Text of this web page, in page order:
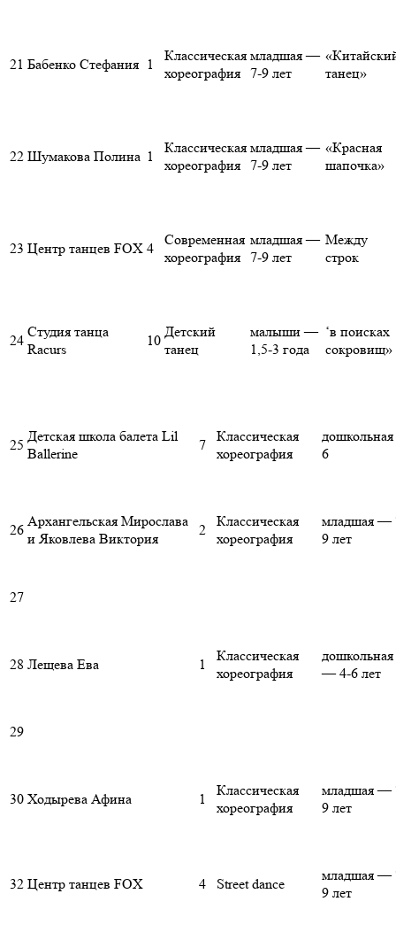
21 Бабенко Стефания 1
Классическая
хореография
младшая —
7-9 лет
танец»
22 Шумакова Полина 1
Классическая
хореография
младшая —
7-9 лет
«Красная
шапочка»
23 Центр танцев FOX 4
Современная
хореография
младшая —
7-9 лет
Между
строк
24
Студия танца
Racurs
10
Детский
танец
малыши —
1,5-3 года
‘в поисках
сокровищ»
25
Детская школа балета Lil
Ballerine
7
Классическая
хореография
6
26
Архангельская Мирослава
и Яковлева Виктория
2
Классическая
хореография
младшая —
9 лет
27
28 Лещева Ева 1
Классическая
хореография
дошкольная
— 4-6 лет
29
30 Ходырева Афина 1
Классическая
хореография
младшая —
9 лет
32 Центр танцев FOX 4 Street dance
младшая —
9 лет